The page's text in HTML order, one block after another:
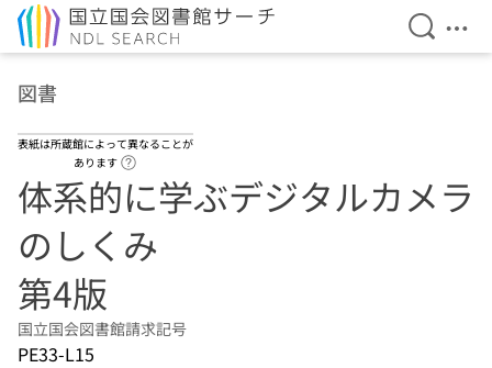
検索を
メ
図書
表紙は所蔵館によって異なることが
あります
体系的に学ぶデジタルカメラ
のしくみ
第4版
国立国会図書館請求記号
PE33-L15